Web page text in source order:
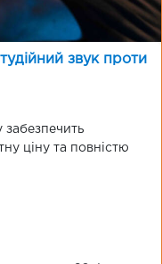
звук проти
забезпечить
ціну та повністю